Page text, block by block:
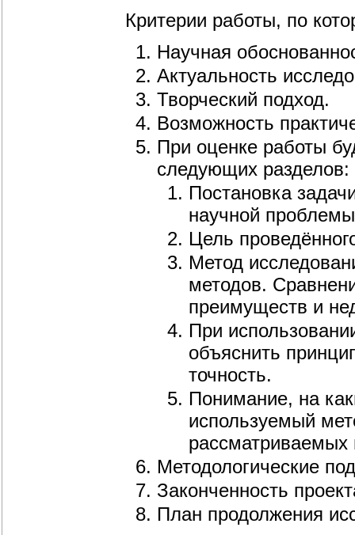
Критерии работы, по
Научная
Актуальность
Творческий подход.
Возможность
При оценке работы
следующих разделов:
Постановка
научной
Цель
Метод
методов.
преимуществ и
При
объяснить
точность.
Понимание, на
используемый
рассматриваемых
Методологические
Законченность
План продолжения